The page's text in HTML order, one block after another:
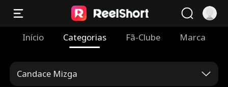
Início Categorias Fã-Clube Marca
Candace Mizga